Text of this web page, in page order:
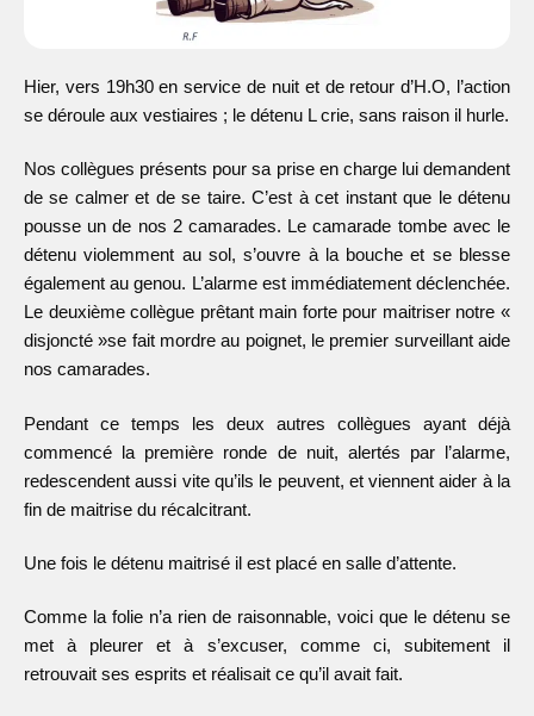
Hier, vers 19h30 en service de nuit et de retour d’H.O, l’action
se déroule aux vestiaires ; le détenu L crie, sans raison il hurle.
Nos collègues présents pour sa prise en charge lui demandent
de se calmer et de se taire. C’est à cet instant que le détenu
pousse un de nos 2 camarades. Le camarade tombe avec le
détenu violemment au sol, s’ouvre à la bouche et se blesse
également au genou. L’alarme est immédiatement déclenchée.
Le deuxième collègue prêtant main forte pour maitriser notre «
disjoncté »se fait mordre au poignet, le premier surveillant aide
nos camarades.
Pendant ce temps les deux autres collègues ayant déjà
commencé la première ronde de nuit, alertés par l’alarme,
redescendent aussi vite qu’ils le peuvent, et viennent aider à la
fin de maitrise du récalcitrant.
Une fois le détenu maitrisé il est placé en salle d’attente.
Comme la folie n’a rien de raisonnable, voici que le détenu se
met à pleurer et à s’excuser, comme ci, subitement il
retrouvait ses esprits et réalisait ce qu’il avait fait.